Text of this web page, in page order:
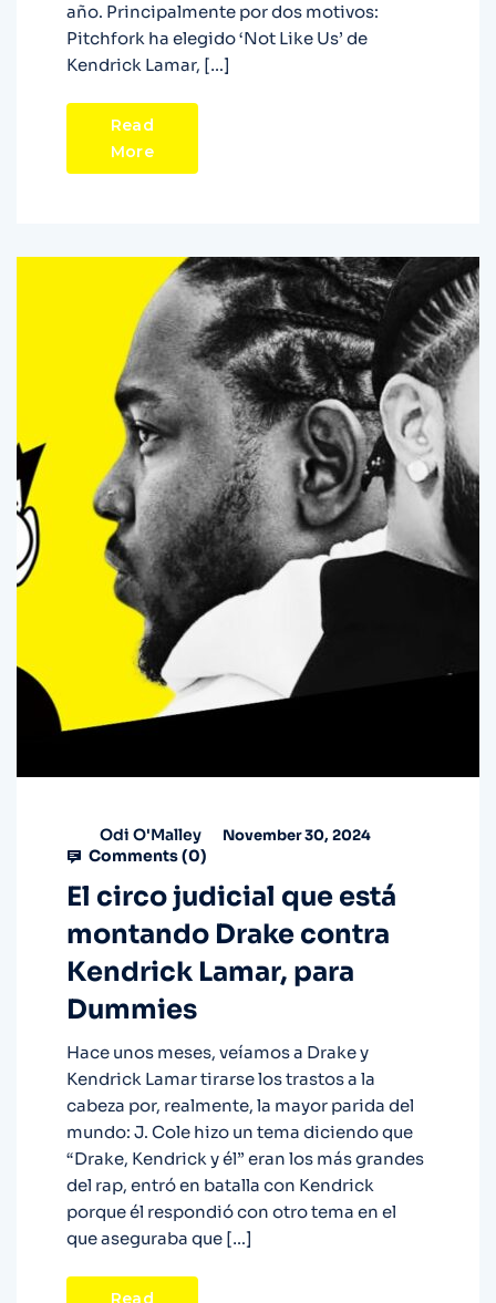
año. Principalmente por dos motivos:
Pitchfork ha elegido ‘Not Like Us’ de
Kendrick Lamar, […]
Read
More
Odi O'Malley November 30, 2024
Comments (0)
El circo judicial que está
montando Drake contra
Kendrick Lamar, para
Dummies
Hace unos meses, veíamos a Drake y
Kendrick Lamar tirarse los trastos a la
cabeza por, realmente, la mayor parida del
mundo: J. Cole hizo un tema diciendo que
“Drake, Kendrick y él” eran los más grandes
del rap, entró en batalla con Kendrick
porque él respondió con otro tema en el
que aseguraba que […]
Read